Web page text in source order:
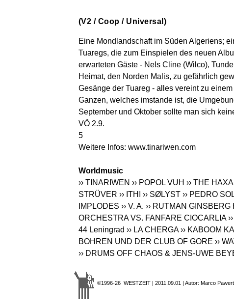
(V2 / Coop / Universal)
Eine Mondlandschaft im Süden Algeriens;
Tuaregs, die zum Einspielen des neuen
erwarteten Gäste - Nels Cline (Wilco),
Heimat, den Norden Malis, zu gefährlich
Gesänge der Tuareg - alles vereint zu
Ganzen, welches imstande ist, die
September und Oktober sollte man sich
VÖ 2.9.
5
Weitere Infos: www.tinariwen.com
Worldmusic
›› TINARIWEN ›› POPOL VUH ›› THE
STRÜVER ›› ITHI ›› SØLYST ›› PEDRO
IMPLODES ›› V. A. ›› RUTMAN
ORCHESTRA VS. FANFARE CIOCARLIA
44 Leningrad ›› LA CHERGA ›› KABOOM
BOHREN UND DER CLUB OF GORE ››
›› DRUMS OFF CHAOS & JENS-UWE
©1996-26 WESTZEIT | 2011.09.01 | Autor: Marco Pawert